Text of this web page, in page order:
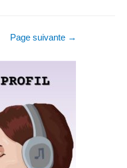
Page suivante →